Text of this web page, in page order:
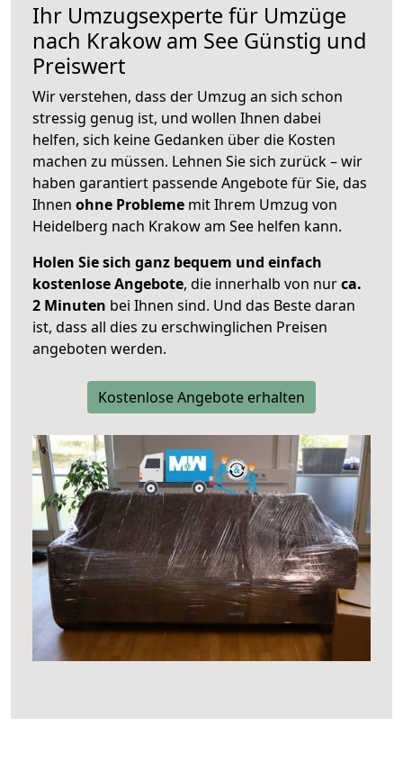
Ihr Umzugsexperte für Umzüge
nach Krakow am See Günstig und
Preiswert
Wir verstehen, dass der Umzug an sich schon
stressig genug ist, und wollen Ihnen dabei
helfen, sich keine Gedanken über die Kosten
machen zu müssen. Lehnen Sie sich zurück – wir
haben garantiert passende Angebote für Sie, das
Ihnen ohne Probleme mit Ihrem Umzug von
Heidelberg nach Krakow am See helfen kann.
Holen Sie sich ganz bequem und einfach
kostenlose Angebote, die innerhalb von nurca.
2 Minuten bei Ihnen sind. Und das Beste daran
ist, dass all dies zu erschwinglichen Preisen
angeboten werden.
Kostenlose Angebote erhalten